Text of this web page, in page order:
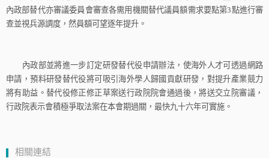
內政部替代亦審議委員會審查各需用機關替代議員額需求要點第3點進行審
查並視兵源調度，然員額可望逐年提升。
內政部並將進一步訂定研發替代役申請辦法，使海外人才可透過網路
申請，預料研發替代役將可吸引海外學人歸國貢獻研發，對提升產業競力
將有助益。替代役修正修正草案送行政院院會通過後，將送交立院審議，
行政院表示會積極爭取法案在本會期過關，最快九十六年可實施。
相關連結